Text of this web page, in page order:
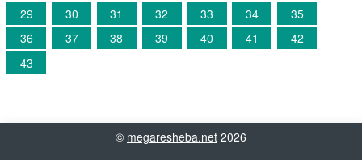
29
30 31 32 33 34
35
36
37 38 39 40 41
42
43
© megaresheba.net 2026